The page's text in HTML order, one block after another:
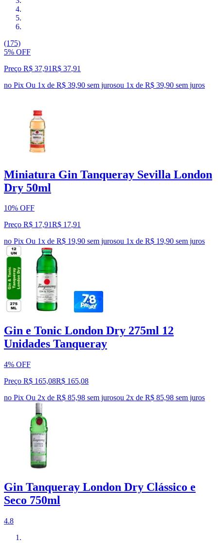
(175)
5% OFF
Preço R$ 37,91R$ 37,91
no Pix Ou 1x de R$ 39,90 sem jurosou 1x de R$ 39,90 sem juros
Miniatura Gin Tanqueray Sevilla London
Dry 50ml
10% OFF
Preço R$ 17,91R$ 17,91
no Pix Ou 1x de R$ 19,90 sem jurosou 1x de R$ 19,90 sem juros
Gin e Tonic London Dry 275ml 12
Unidades Tanqueray
4% OFF
Preço R$ 165,08R$ 165,08
no Pix Ou 2x de R$ 85,98 sem jurosou 2x de R$ 85,98 sem juros
Gin Tanqueray London Dry Clássico e
Seco 750ml
4.8